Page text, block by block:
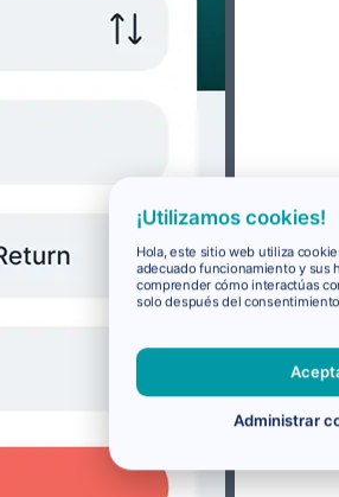
¡Utilizamos cookies!
Hola, este sitio web utiliza
adecuado funcionamiento y sus
comprender cómo interactúas
solo después del
Administrar